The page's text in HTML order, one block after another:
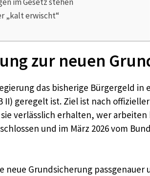
„kalt erwischt“
zur neuen
das bisherige Bürgergeld
II) geregelt ist. Ziel ist nach
verlässlich erhalten, wer
und im März 2026 vom
neue Grundsicherung